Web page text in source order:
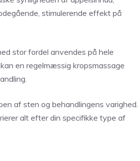
stimulerende effekt på
stor fordel anvendes på hele
en regelmæssig kropsmassage
af sten og behandlingens varighed.
alt efter din specifikke type af